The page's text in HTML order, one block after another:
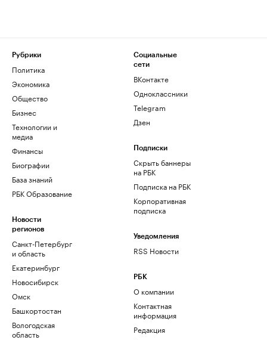
Рубрики
Политика
Экономика
Общество
Бизнес
Технологии и
медиа
Финансы
Биографии
База знаний
РБК Образование
Новости
регионов
Санкт-Петербург
и область
Екатеринбург
Новосибирск
Омск
Башкортостан
Вологодская
область
Социальные
сети
ВКонтакте
Одноклассники
Telegram
Дзен
Подписки
Скрыть баннеры
на РБК
Подписка на РБК
Корпоративная
подписка
Уведомления
RSS Новости
РБК
О компании
Контактная
информация
Редакция